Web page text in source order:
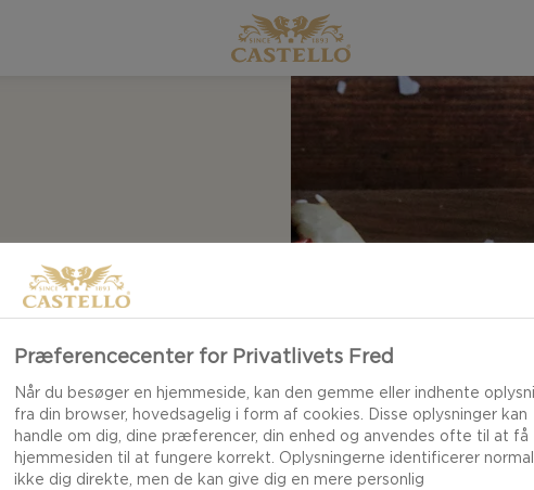
Præferencecenter for Privatlivets Fred
Når du besøger en hjemmeside, kan den gemme eller indhente
fra din browser, hovedsagelig i form af cookies. Disse oplysninger kan
handle om dig, dine præferencer, din enhed og anvendes ofte til at få
hjemmesiden til at fungere korrekt. Oplysningerne identificerer
ikke dig direkte, men de kan give dig en mere personlig